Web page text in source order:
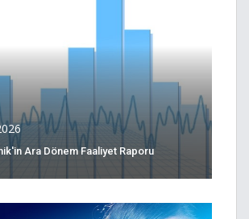
Ara Dönem Faaliyet Raporu